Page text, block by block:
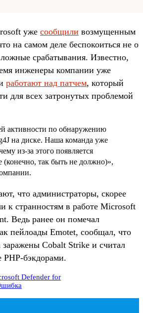
уже сообщили возмущенным
на самом деле беспокоиться не о
срабатывания. Известно,
инженеры компании уже
работают над патчем, который
для всех затронутых проблемой
активности по обнаружению
на диске. Наша команда уже
из-за этого появляется
(конечно, так быть не должно)»,
что администраторы, скорее
к странностям в работе Microsoft
Ведь ранее он помечал
пейлоады Emotet, сообщал, что
заражены Cobalt Strike и считал
PHP-бэкдорами.
Defender for